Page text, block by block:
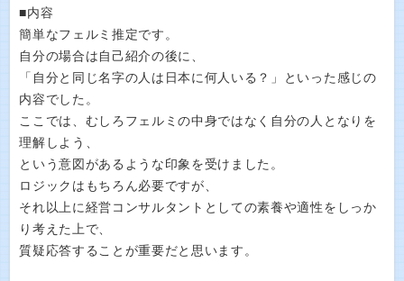
■内容
簡単なフェルミ推定です。
自分の場合は自己紹介の後に、
「自分と同じ名字の人は日本に何人いる？」といった感じの
内容でした。
ここでは、むしろフェルミの中身ではなく自分の人となりを
理解しよう、
という意図があるような印象を受けました。
ロジックはもちろん必要ですが、
それ以上に経営コンサルタントとしての素養や適性をしっか
り考えた上で、
質疑応答することが重要だと思います。